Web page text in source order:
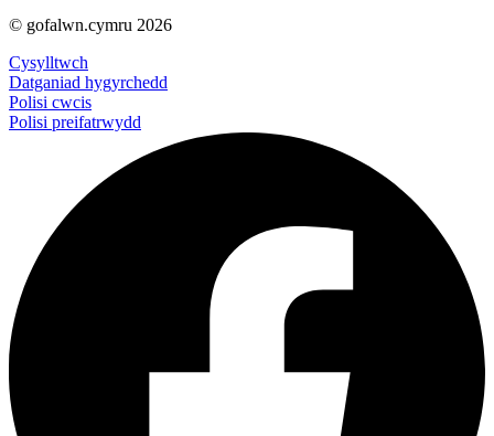
© gofalwn.cymru 2026
Cysylltwch
Datganiad hygyrchedd
Polisi cwcis
Polisi preifatrwydd